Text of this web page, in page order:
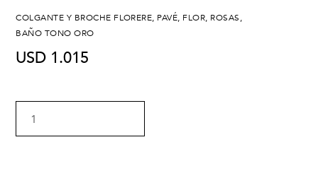
COLGANTE Y BROCHE FLORERE, PAVÉ, FLOR, ROSAS,
BAÑO TONO ORO
USD 1.015
1